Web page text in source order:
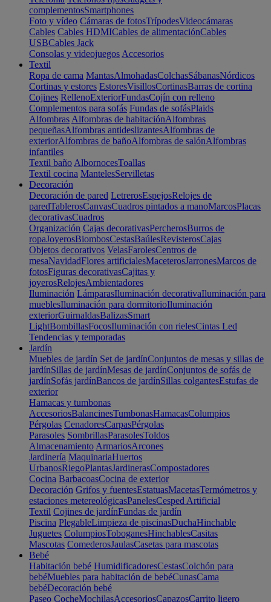
complementosSmartphones
Foto y vídeo Cámaras de fotosTrípodesVideocámaras
Cables Cables HDMICables de alimentaciónCables
USBCables Jack
Consolas y videojuegos Accesorios
Textil
Ropa de cama MantasAlmohadasColchasSábanasNórdicos
Cortinas y estores EstoresVisillosCortinasBarras de cortina
Cojines RellenoExteriorFundasCojín con relleno
Complementos para sofás Fundas de sofásPlaids
Alfombras Alfombras de habitaciónAlfombras
pequeñasAlfombras antideslizantesAlfombras de
exteriorAlfombras de bañoAlfombras de salónAlfombras
infantiles
Textil baño AlbornocesToallas
Textil cocina MantelesServilletas
Decoración
Decoración de pared LetrerosEspejosRelojes de
paredTablerosCanvasCuadros pintados a manoMarcosPlacas
decorativasCuadros
Organización Cajas decorativasPercherosBurros de
ropaJoyerosBiombosCestasBaúlesRevisterosCajas
Objetos decorativos VelasFarolesCentros de
mesaNavidadFlores artificialesMaceterosJarronesMarcos de
fotosFiguras decorativasCajitas y
joyerosRelojesAmbientadores
Iluminación LámparasIluminación decorativaIluminación para
mueblesIluminación para dormitorioIluminación
exteriorGuirnaldasBalizasSmart
LightBombillasFocosIluminación con rielesCintas Led
Tendencias y temporadas
Jardín
Muebles de jardín Set de jardínConjuntos de mesas y sillas de
jardínSillas de jardínMesas de jardínConjuntos de sofás de
jardínSofás jardínBancos de jardínSillas colgantesEstufas de
exterior
Hamacas y tumbonas
AccesoriosBalancinesTumbonasHamacasColumpios
Pérgolas CenadoresCarpasPérgolas
Parasoles SombrillasParasolesToldos
Almacenamiento ArmariosArcones
Jardinería MaquinariaHuertos
UrbanosRiegoPlantasJardinerasCompostadores
Cocina BarbacoasCocina de exterior
Decoración Grifos y fuentesEstatuasMacetasTermómetros y
estaciones metereológicasPanelesCesped Artificial
Textil Cojines de jardínFundas de jardín
Piscina PlegableLimpieza de piscinasDuchaHinchable
Juguetes ColumpiosToboganesHinchablesCasitas
Mascotas ComederosJaulasCasetas para mascotas
Bebé
Habitación bebé HumidificadoresCestasColchón para
bebéMuebles para habitación de bebéCunasCama
bebéDecoración bebé
Paseo CocheMochilasAccesoriosCapazosCarrito ligero